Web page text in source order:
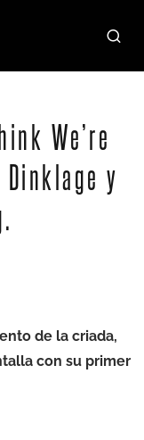
We’re
Dinklage y
de la criada,
con su primer